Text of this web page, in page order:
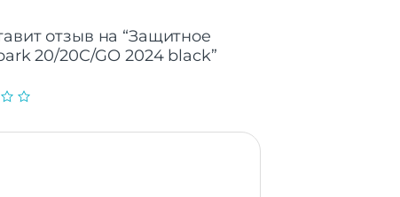
отзыв на “Защитнoe
20/20C/GO 2024 black”